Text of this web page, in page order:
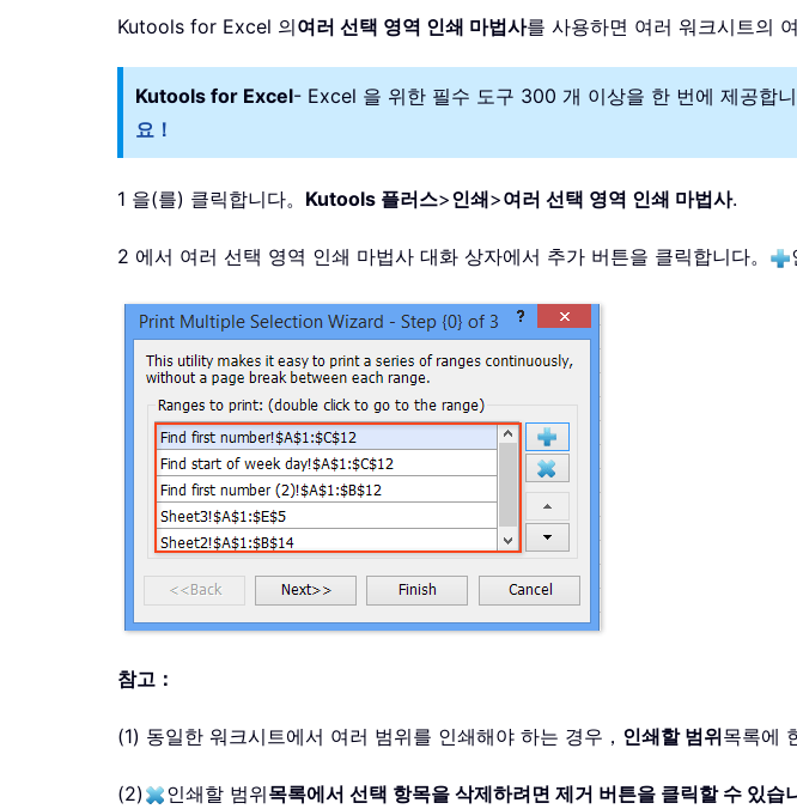
Kutools for Excel 의여러 선택 영역 인쇄 마법사를 사용하면 여러 워크시트의
Kutools for Excel- Excel 을 위한 필수 도구 300 개 이상을 한 번에 제공합
요！
1 을(를) 클릭합니다。 Kutools 플러스>인쇄>여러 선택 영역 인쇄 마법사.
2 에서 여러 선택 영역 인쇄 마법사 대화 상자에서 추가 버튼을 클릭합니다。
참고：
(1) 동일한 워크시트에서 여러 범위를 인쇄해야 하는 경우， 인쇄할 범위목록에
(2) 인쇄할 범위목록에서 선택 항목을 삭제하려면 제거 버튼을 클릭할 수 있습